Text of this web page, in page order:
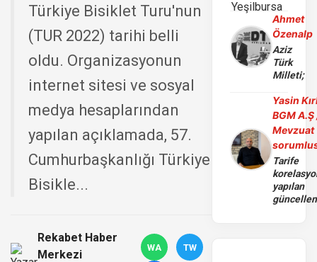
Türkiye Bisiklet Turu'nun
(TUR 2022) tarihi belli
oldu. Organizasyonun
internet sitesi ve sosyal
medya hesaplarından
yapılan açıklamada, 57.
Cumhurbaşkanlığı Türkiye
Bisikle...
Rekabet Haber
Merkezi
WA TW
Ahmet
Özenalp
Aziz
Türk
Milleti;
Yasin
BGM A.Ş
Mevzuat
Tarife
yapılan